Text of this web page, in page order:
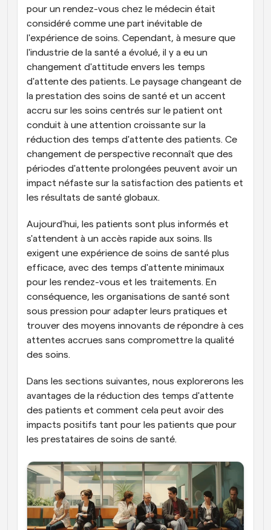
pour un rendez-vous chez le médecin était
considéré comme une part inévitable de
l'expérience de soins. Cependant, à mesure que
l'industrie de la santé a évolué, il y a eu un
changement d'attitude envers les temps
d'attente des patients. Le paysage changeant de
la prestation des soins de santé et un accent
accru sur les soins centrés sur le patient ont
conduit à une attention croissante sur la
réduction des temps d'attente des patients. Ce
changement de perspective reconnaît que des
périodes d'attente prolongées peuvent avoir un
impact néfaste sur la satisfaction des patients et
les résultats de santé globaux.
Aujourd'hui, les patients sont plus informés et
s'attendent à un accès rapide aux soins. Ils
exigent une expérience de soins de santé plus
efficace, avec des temps d'attente minimaux
pour les rendez-vous et les traitements. En
conséquence, les organisations de santé sont
sous pression pour adapter leurs pratiques et
trouver des moyens innovants de répondre à ces
attentes accrues sans compromettre la qualité
des soins.
Dans les sections suivantes, nous explorerons les
avantages de la réduction des temps d'attente
des patients et comment cela peut avoir des
impacts positifs tant pour les patients que pour
les prestataires de soins de santé.